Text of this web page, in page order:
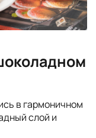
в гармоничном
слой и